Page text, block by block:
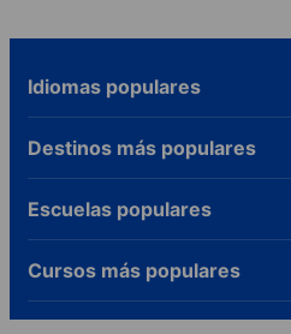
Idiomas populares
Destinos más populares
Escuelas populares
Cursos más populares